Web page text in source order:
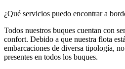
¿Qué servicios puedo encontrar a
Todos nuestros buques cuentan con
confort. Debido a que nuestra flota
embarcaciones de diversa tipología,
presentes en todos los buques.